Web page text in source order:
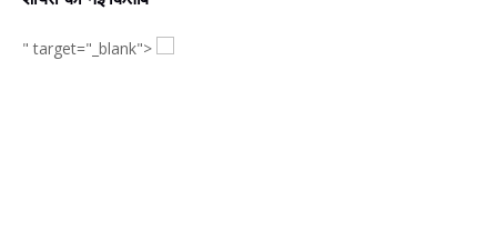
" target="_blank">